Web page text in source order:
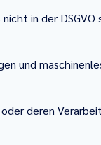
in der
und
deren